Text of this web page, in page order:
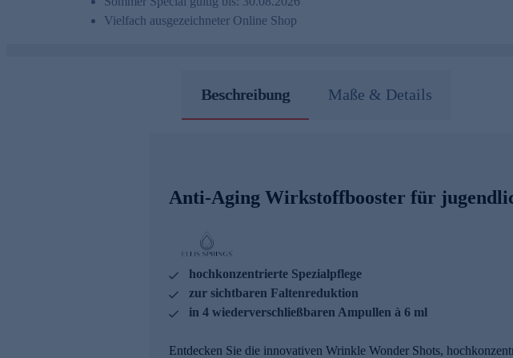
Vielfach ausgezeichneter Online Shop
Beschreibung Maße & Details
Anti-Aging Wirkstoffbooster für
hochkonzentrierte Spezialpflege
zur sichtbaren Faltenreduktion
in 4 wiederverschließbaren Ampullen à 6 ml
Entdecken Sie die innovativen Wrinkle Wonder Shots,